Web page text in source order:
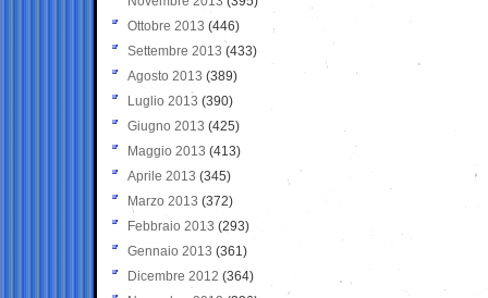
Ottobre 2013 (446)
Settembre 2013 (433)
Agosto 2013 (389)
Luglio 2013 (390)
Giugno 2013 (425)
Maggio 2013 (413)
Aprile 2013 (345)
Marzo 2013 (372)
Febbraio 2013 (293)
Gennaio 2013 (361)
Dicembre 2012 (364)